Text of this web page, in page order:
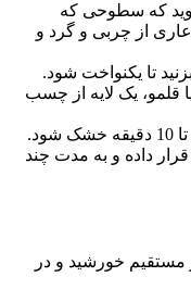
که سطوحی که
از چربی و گرد و
تا یکنواخت شود.
قلمو، یک لایه از چسب
داده و به مدت چند
خورشید و در